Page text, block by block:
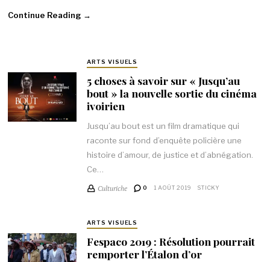
Continue Reading →
ARTS VISUELS
5 choses à savoir sur « Jusqu’au
bout » la nouvelle sortie du cinéma
ivoirien
Jusqu’au bout est un film dramatique qui
raconte sur fond d’enquête policière une
histoire d’amour, de justice et d’abnégation.
Ce…
Culturiche 0 1 AOÛT 2019 STICKY
ARTS VISUELS
Fespaco 2019 : Résolution pourrait
remporter l’Étalon d’or